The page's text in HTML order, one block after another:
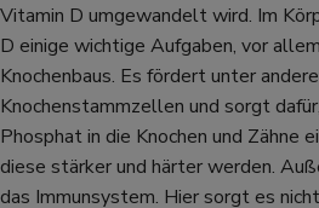
Vitamin D umgewandelt wird. Im
D einige wichtige Aufgaben, vor
Knochenbaus. Es fördert unter
Knochenstammzellen und sorgt
Phosphat in die Knochen und Zähne
diese stärker und härter werden.
das Immunsystem. Hier sorgt es